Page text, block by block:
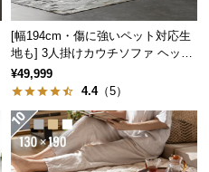
で支え体圧を分散させ、
す。
[幅194cm・傷に強いペット対応生
地も] 3人掛けカウチソファ ヘッド
レスト付 レイアウト自由 広々設計
¥49,999
4.4（5）